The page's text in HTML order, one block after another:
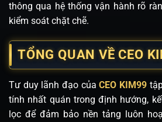
thông qua hệ thống vận hành rõ
kiểm soát chặt chẽ.
TỔNG QUAN VỀ CEO
Tư duy lãnh đạo củaCEO KIM99
tính nhất quán trong định hướng,
lọc để đảm bảo nền tảng luôn